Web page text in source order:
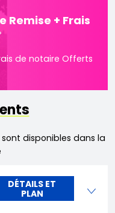
Remise + Frais
de notaire Offerts
disponibles dans la
DÉTAILS ET
PLAN